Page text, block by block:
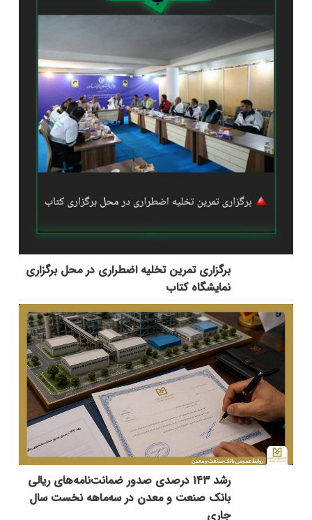
برگزاری تمرین تخلیه اضطراری در محل برگزاری
نمایشگاه کتاب
رشد ۱۴۳ درصدی صدور ضمانت‌نامه‌های ریالی
بانک صنعت و معدن در سه‌ماهه نخست سال
جاری